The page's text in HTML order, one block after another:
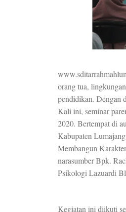
orang tua,
pendidikan. Dengan
Kali ini, seminar
2020. Bertempat di
Kabupaten
Membangun
narasumber Bpk.
Psikologi Lazuardi
Kegiatan ini diikuti